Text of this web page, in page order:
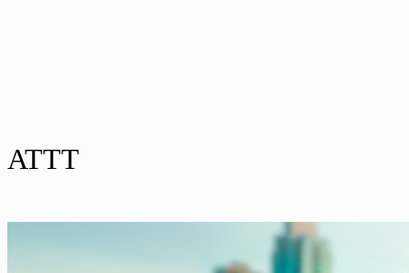
ATTT